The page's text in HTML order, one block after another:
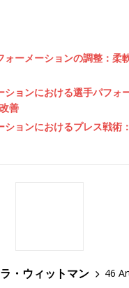
ーメーションの調整：柔
ョンにおける選手パフォ
善
ョンにおけるプレス戦術
・ウィットマン
46